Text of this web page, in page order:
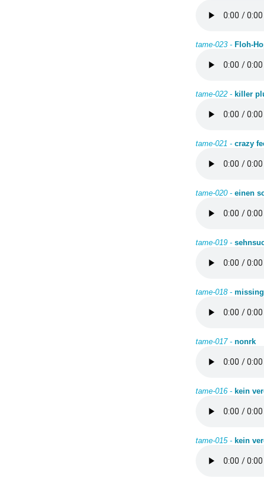
tame-023 - Floh-
tame-022 - killer
tame-021 - crazy
tame-020- einen
tame-019 -
tame-018- missing
tame-017- nonrk
tame-016 - kein
tame-015- kein